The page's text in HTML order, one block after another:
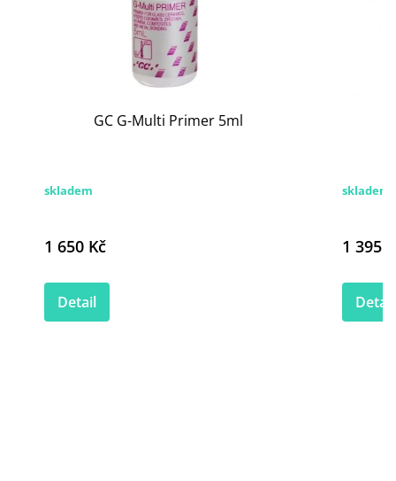
GC G-Multi Primer 5ml
skladem
1 650 Kč
Detail
skladem
1 395
Detail